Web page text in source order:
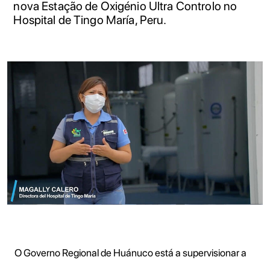
nova Estação de Oxigénio Ultra Controlo no
Hospital de Tingo María, Peru.
O Governo Regional de Huánuco está a supervisionar a